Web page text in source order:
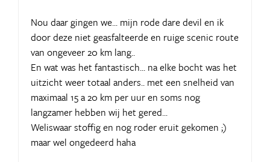
Nou daar gingen we... mijn rode dare devil en ik
door deze niet geasfalteerde en ruige scenic route
van ongeveer 20 km lang..
En wat was het fantastisch... na elke bocht was het
uitzicht weer totaal anders.. met een snelheid van
maximaal 15 a 20 km per uur en soms nog
langzamer hebben wij het gered...
Weliswaar stoffig en nog roder eruit gekomen ;)
maar wel ongedeerd haha